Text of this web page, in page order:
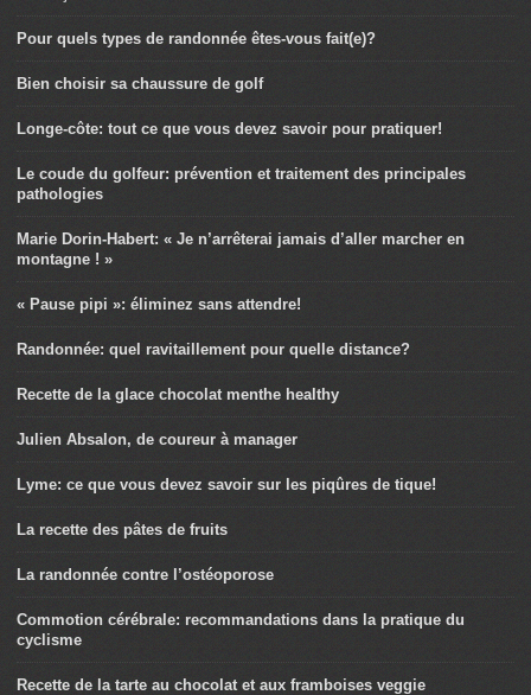
Pour quels types de randonnée êtes-vous fait(e)?
Bien choisir sa chaussure de golf
Longe-côte: tout ce que vous devez savoir pour pratiquer!
Le coude du golfeur: prévention et traitement des principales
pathologies
Marie Dorin-Habert: « Je n’arrêterai jamais d’aller marcher en
montagne ! »
« Pause pipi »: éliminez sans attendre!
Randonnée: quel ravitaillement pour quelle distance?
Recette de la glace chocolat menthe healthy
Julien Absalon, de coureur à manager
Lyme: ce que vous devez savoir sur les piqûres de tique!
La recette des pâtes de fruits
La randonnée contre l’ostéoporose
Commotion cérébrale: recommandations dans la pratique du
cyclisme
Recette de la tarte au chocolat et aux framboises veggie